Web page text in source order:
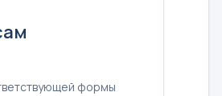
формы